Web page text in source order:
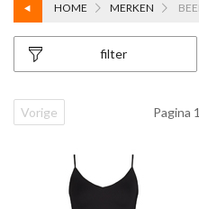
HOME MERKEN
filter
Vorige Pagina